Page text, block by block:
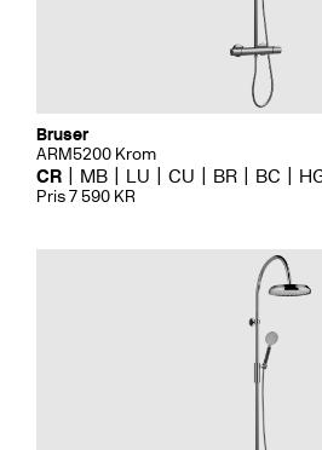
Bruser
ARM5200 Krom
CR MB LU CU BR BC
Pris 7 590 KR